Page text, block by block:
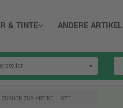
& TINTE ANDERE ARTIKEL
ZURÜCK ZUR ARTIKELLISTE